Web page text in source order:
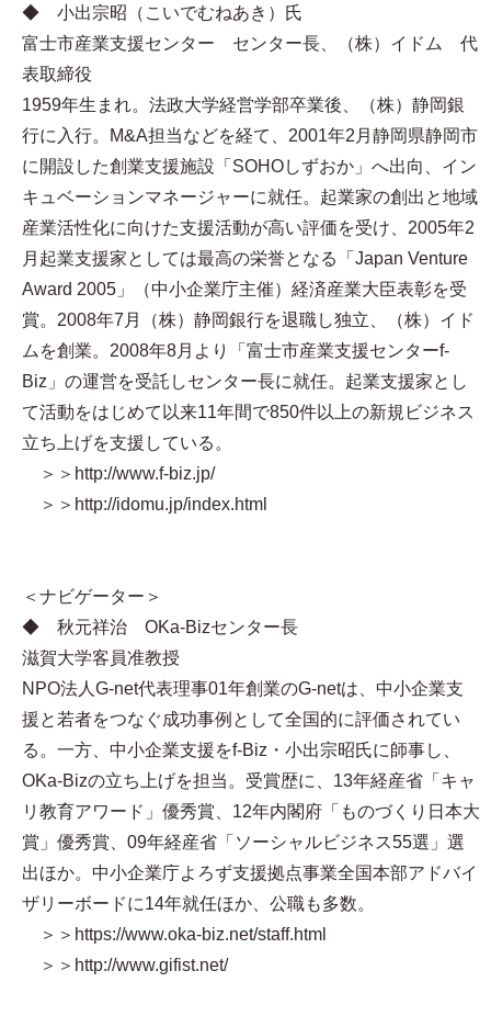
◆ 小出宗昭（こいでむねあき）氏
富士市産業支援センター センター長、（株）イドム 代
表取締役
1959年生まれ。法政大学経営学部卒業後、（株）静岡銀
行に入行。M&A担当などを経て、2001年2月静岡県静岡市
に開設した創業支援施設「SOHOしずおか」へ出向、イン
キュベーションマネージャーに就任。起業家の創出と地域
産業活性化に向けた支援活動が高い評価を受け、2005年2
月起業支援家としては最高の栄誉となる「Japan Venture
Award 2005」（中小企業庁主催）経済産業大臣表彰を受
賞。2008年7月（株）静岡銀行を退職し独立、（株）イド
ムを創業。2008年8月より「富士市産業支援センターf-
Biz」の運営を受託しセンター長に就任。起業支援家とし
て活動をはじめて以来11年間で850件以上の新規ビジネス
立ち上げを支援している。
＞＞http://www.f-biz.jp/
＞＞http://idomu.jp/index.html
＜ナビゲーター＞
◆ 秋元祥治 OKa-Bizセンター長
滋賀大学客員准教授
NPO法人G-net代表理事 01年創業のG-netは、中小企業支
援と若者をつなぐ成功事例として全国的に評価されてい
る。一方、中小企業支援をf-Biz・小出宗昭氏に師事し、
OKa-Bizの立ち上げを担当。受賞歴に、13年経産省「キャ
リ教育アワード」優秀賞、12年内閣府「ものづくり日本大
賞」優秀賞、09年経産省「ソーシャルビジネス55選」選
出ほか。中小企業庁よろず支援拠点事業全国本部アドバイ
ザリーボードに14年就任ほか、公職も多数。
＞＞https://www.oka-biz.net/staff.html
＞＞http://www.gifist.net/